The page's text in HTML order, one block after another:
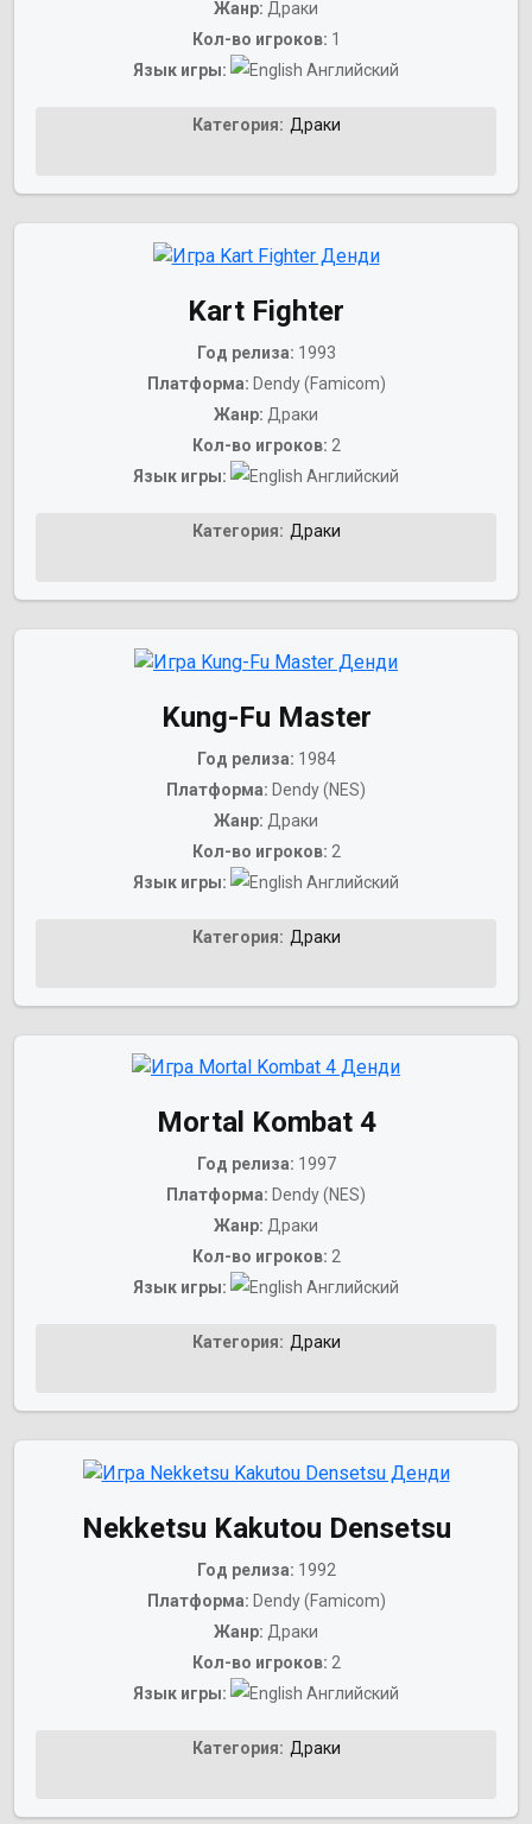
Жанр: Драки
Кол-во игроков: 1
Язык игры:
Английский
Категория: Драки
Kart Fighter
Год релиза: 1993
Платформа: Dendy (Famicom)
Жанр: Драки
Кол-во игроков: 2
Язык игры:
Английский
Категория: Драки
Kung-Fu Master
Год релиза: 1984
Платформа: Dendy (NES)
Жанр: Драки
Кол-во игроков: 2
Язык игры:
Английский
Категория: Драки
Mortal Kombat 4
Год релиза: 1997
Платформа: Dendy (NES)
Жанр: Драки
Кол-во игроков: 2
Язык игры:
Английский
Категория: Драки
Nekketsu Kakutou Densetsu
Год релиза: 1992
Платформа: Dendy (Famicom)
Жанр: Драки
Кол-во игроков: 2
Язык игры:
Английский
Категория: Драки